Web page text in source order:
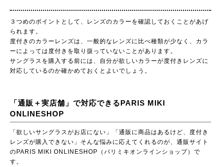
３つめのポイントとして、レンズのカラーを確認しておくことがあげ
られます。
度付きのカラーレンズは、一般的なレンズに比べ種類が少なく、カラ
ーによっては度付きを取り扱っていないことがあります。
サングラスを購入する前には、自分が欲しいカラーが度付きレンズに
対応しているのか確かめておくとよいでしょう。
「通販＋実店舗」で対応できるPARIS MIKI
ONLINESHOP
「欲しいサングラスがお店にない」「通販に商品はあるけど、度付き
レンズが購入できない」そんな悩みに応えてくれるのが、通販サイト
のPARIS MIKI ONLINESHOP（パリミキオンラインショップ）で
す。